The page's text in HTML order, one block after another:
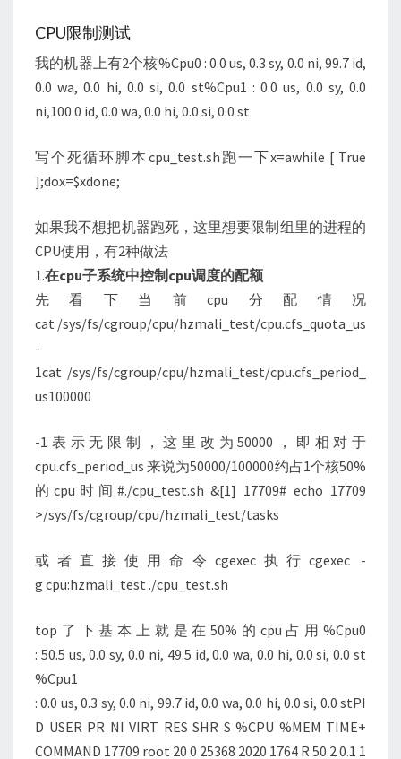
CPU限制测试
我的机器上有2个核%Cpu0 : 0.0 us, 0.3 sy, 0.0 ni, 99.7 id,
0.0 wa, 0.0 hi, 0.0 si, 0.0 st%Cpu1 : 0.0 us, 0.0 sy, 0.0
ni,100.0 id, 0.0 wa, 0.0 hi, 0.0 si, 0.0 st
写个死循环脚本cpu_test.sh跑一下x=awhile [ True
];dox=$xdone;
如果我不想把机器跑死，这里想要限制组里的进程的
CPU使用，有2种做法
1.在cpu子系统中控制cpu调度的配额
先看下当前cpu分配情况
cat /sys/fs/cgroup/cpu/hzmali_test/cpu.cfs_quota_us
-
1cat /sys/fs/cgroup/cpu/hzmali_test/cpu.cfs_period_
us100000
-1表示无限制，这里改为50000，即相对于
cpu.cfs_period_us 来说为50000/100000约占1个核50%
的cpu时间#./cpu_test.sh &[1] 17709# echo 17709
>/sys/fs/cgroup/cpu/hzmali_test/tasks
或者直接使用命令cgexec执行cgexec -
g cpu:hzmali_test ./cpu_test.sh
top了下基本上就是在50%的cpu占用%Cpu0
: 50.5 us, 0.0 sy, 0.0 ni, 49.5 id, 0.0 wa, 0.0 hi, 0.0 si, 0.0 st
%Cpu1
: 0.0 us, 0.3 sy, 0.0 ni, 99.7 id, 0.0 wa, 0.0 hi, 0.0 si, 0.0 stPI
D USER PR NI VIRT RES SHR S %CPU %MEM TIME+
COMMAND 17709 root 20 0 25368 2020 1764 R 50.2 0.1 1